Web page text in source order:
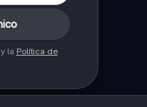
la Política de